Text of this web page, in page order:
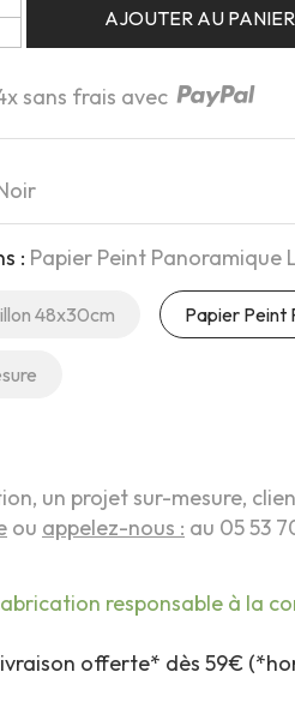
AJOUTER AU PANIER
sans frais avec
: Papier Peint Panoramique
48x30cm Papier Peint
un projet sur-mesure,
ou appelez-nous : au 05 53
responsable à la
offerte* dès 59€